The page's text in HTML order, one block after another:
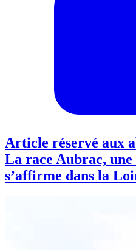
Article réservé aux
La race Aubrac,
s’affirme dans la